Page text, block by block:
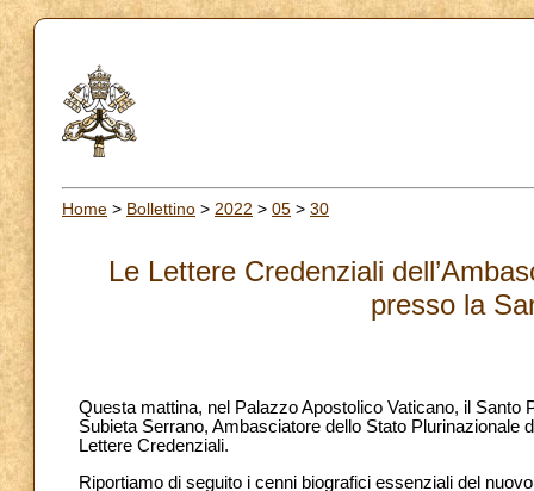
Home > Bollettino > 2022 > 05 > 30
Le Lettere Credenziali
presso la
Questa mattina, nel Palazzo Apostolico Vaticano, il
Subieta Serrano, Ambasciatore dello Stato
Lettere Credenziali.
Riportiamo di seguito i cenni biografici essenziali del